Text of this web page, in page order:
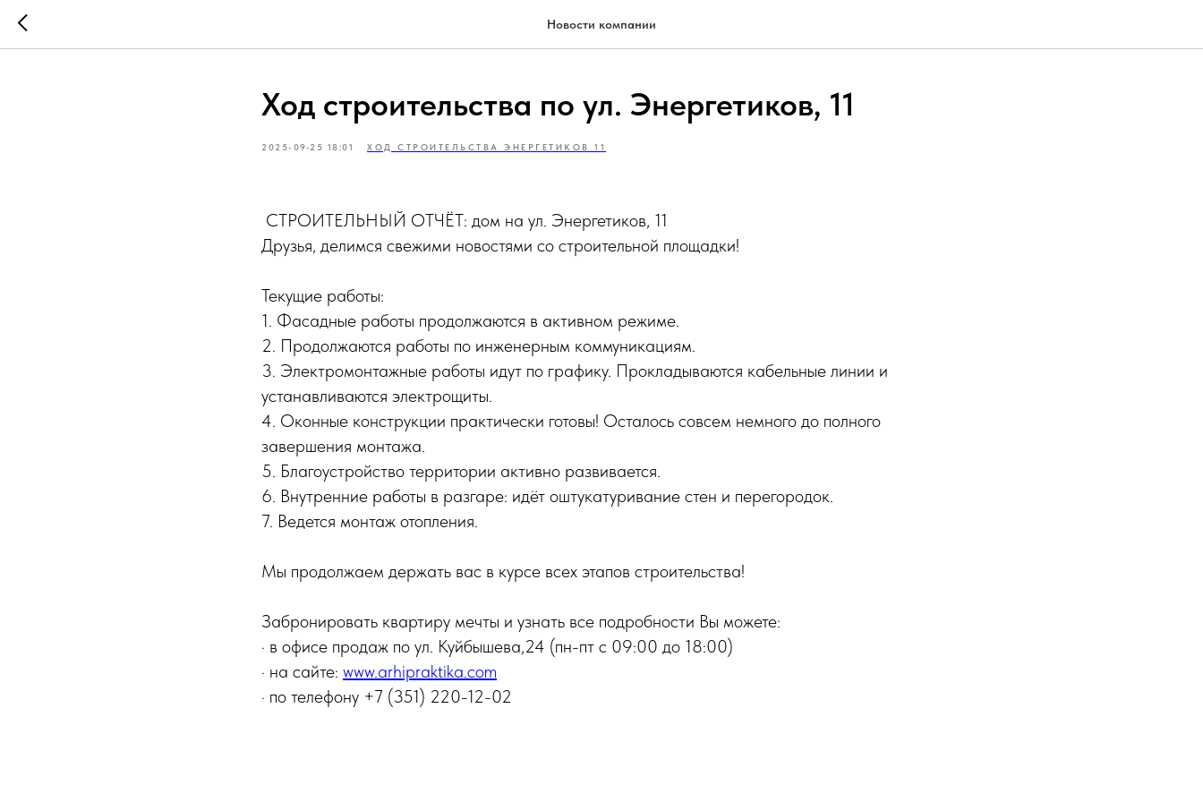
Новости компании
Ход строительства по ул. Энергетиков, 11
2025-09-25 18:01 ХОД СТРОИТЕЛЬСТВА ЭНЕРГЕТИКОВ 11
️ СТРОИТЕЛЬНЫЙ ОТЧЁТ: дом на ул. Энергетиков, 11
Друзья, делимся свежими новостями со строительной площадки!
Текущие работы:
1. Фасадные работы продолжаются в активном режиме.
2. Продолжаются работы по инженерным коммуникациям.
3. Электромонтажные работы идут по графику. Прокладываются кабельные линии и
устанавливаются электрощиты.
4. Оконные конструкции практически готовы! Осталось совсем немного до полного
завершения монтажа.
5. Благоустройство территории активно развивается.
6. Внутренние работы в разгаре: идёт оштукатуривание стен и перегородок.
7. Ведется монтаж отопления.
Мы продолжаем держать вас в курсе всех этапов строительства!
Забронировать квартиру мечты и узнать все подробности Вы можете:
· в офисе продаж по ул. Куйбышева,24 (пн-пт с 09:00 до 18:00)
· на сайте: www.arhipraktika.com
· по телефону +7 (351) 220-12-02